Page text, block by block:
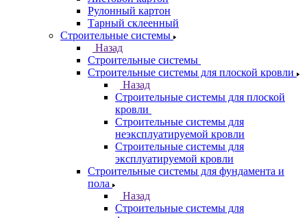
Рулонный картон
Тарный склеенный
Строительные системы
Назад
Строительные системы
Строительные системы для плоской кровли
Назад
Строительные системы для плоской
кровли
Строительные системы для
неэксплуатируемой кровли
Строительные системы для
эксплуатируемой кровли
Строительные системы для фундамента и
пола
Назад
Строительные системы для